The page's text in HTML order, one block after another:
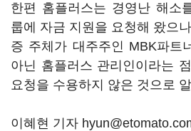
한편 홈플러스는 경영난 해소
룹에 자금 지원을 요청해 왔으
증 주체가 대주주인 MBK파트
아닌 홈플러스 관리인이라는
요청을 수용하지 않은 것으로
이혜현 기자